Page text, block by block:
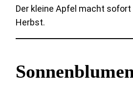
Der kleine Apfel macht
Herbst.